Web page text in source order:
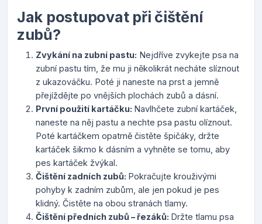
Jak postupovat při čištění
zubů?
Zvykání na zubní pastu: Nejdříve zvykejte psa na
zubní pastu tím, že mu ji několikrát necháte slíznout
z ukazováčku. Poté ji naneste na prst a jemně
přejíždějte po vnějších plochách zubů a dásní.
První použití kartáčku: Navlhčete zubní kartáček,
naneste na něj pastu a nechte psa pastu olíznout.
Poté kartáčkem opatrně čistěte špičáky, držte
kartáček šikmo k dásním a vyhněte se tomu, aby
pes kartáček žvýkal.
Čištění zadních zubů: Pokračujte krouživými
pohyby k zadním zubům, ale jen pokud je pes
klidný. Čistěte na obou stranách tlamy.
Čištění předních zubů – řezáků: Držte tlamu psa